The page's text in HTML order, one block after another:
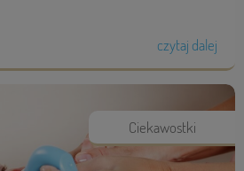
czytaj dalej
Ciekawostki